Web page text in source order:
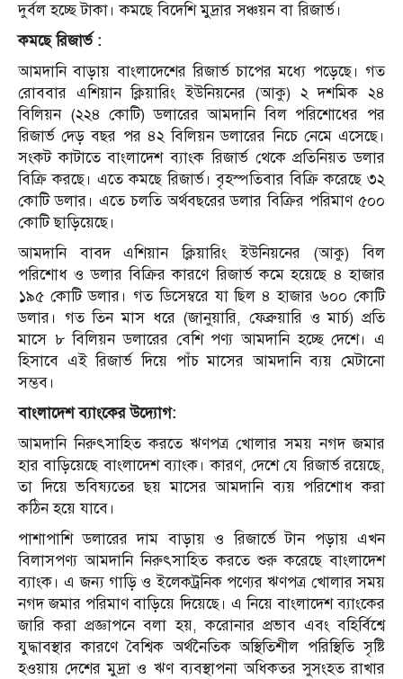
দুর্বল হচ্ছে টাকা। কমছে বিদেশি মুদ্রার সঞ্চয়ন বা রিজার্ভ।
কমছে রিজার্ভ :
আমদানি বাড়ায় বাংলাদেশের রিজার্ভ চাপের মধ্যে পড়েছে। গত
রোববার এশিয়ান ক্লিয়ারিং ইউনিয়নের (আকু) ২ দশমিক ২৪
বিলিয়ন (২২৪ কোটি) ডলারের আমদানি বিল পরিশোধের পর
রিজার্ভ দেড় বছর পর ৪২ বিলিয়ন ডলারের নিচে নেমে এসেছে।
সংকট কাটাতে বাংলাদেশ ব্যাংক রিজার্ভ থেকে প্রতিনিয়ত ডলার
বিক্রি করছে। এতে কমছে রিজার্ভ। বৃহস্পতিবার বিক্রি করেছে ৩২
কোটি ডলার। এতে চলতি অর্থবছরের ডলার বিক্রির পরিমাণ ৫০০
কোটি ছাড়িয়েছে।
আমদানি বাবদ এশিয়ান ক্লিয়ারিং ইউনিয়নের (আকু) বিল
পরিশোধ ও ডলার বিক্রির কারণে রিজার্ভ কমে হয়েছে ৪ হাজার
১৯৫ কোটি ডলার। গত ডিসেম্বরে যা ছিল ৪ হাজার ৬০০ কোটি
ডলার। গত তিন মাস ধরে (জানুয়ারি, ফেব্রুয়ারি ও মার্চ) প্রতি
মাসে ৮ বিলিয়ন ডলারের বেশি পণ্য আমদানি হচ্ছে দেশে। এ
হিসাবে এই রিজার্ভ দিয়ে পাঁচ মাসের আমদানি ব্যয় মেটানো
সম্ভব।
বাংলাদেশ ব্যাংকের উদ্যোগ:
আমদানি নিরুৎসাহিত করতে ঋণপত্র খোলার সময় নগদ জমার
হার বাড়িয়েছে বাংলাদেশ ব্যাংক। কারণ, দেশে যে রিজার্ভ রয়েছে,
তা দিয়ে ভবিষ্যতের ছয় মাসের আমদানি ব্যয় পরিশোধ করা
কঠিন হয়ে যাবে।
পাশাপাশি ডলারের দাম বাড়ায় ও রিজার্ভে টান পড়ায় এখন
বিলাসপণ্য আমদানি নিরুৎসাহিত করতে শুরু করেছে বাংলাদেশ
ব্যাংক। এ জন্য গাড়ি ও ইলেকট্রনিক পণ্যের ঋণপত্র খোলার সময়
নগদ জমার পরিমাণ বাড়িয়ে দিয়েছে। এ নিয়ে বাংলাদেশ ব্যাংকের
জারি করা প্রজ্ঞাপনে বলা হয়, করোনার প্রভাব এবং বহির্বিশ্বে
যুদ্ধাবস্থার কারণে বৈশ্বিক অর্থনৈতিক অস্থিতিশীল পরিস্থিতি সৃষ্টি
হওয়ায় দেশের মুদ্রা ও ঋণ ব্যবস্থাপনা অধিকতর সুসংহত রাখার